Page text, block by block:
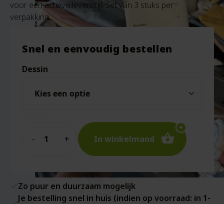
voor een actieve levenstijl. Set van 3 stuks per
verpakking.
Snel en eenvoudig bestellen
Dessin
In winkelmand
Zo puur en duurzaam mogelijk
Je bestelling snel in huis (indien op voorraad: in 1-